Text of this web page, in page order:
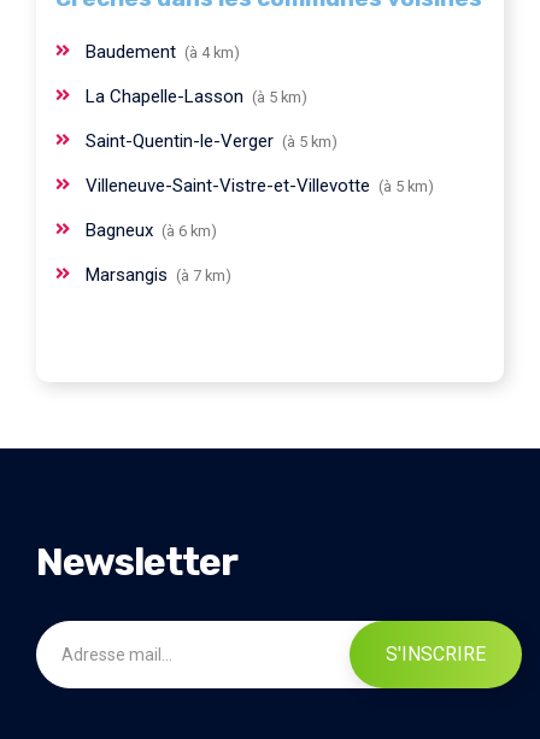
Baudement (à 4 km)
La Chapelle-Lasson (à 5 km)
Saint-Quentin-le-Verger (à 5 km)
Villeneuve-Saint-Vistre-et-Villevotte (à 5 km)
Bagneux (à 6 km)
Marsangis (à 7 km)
Newsletter
S'INSCRIRE